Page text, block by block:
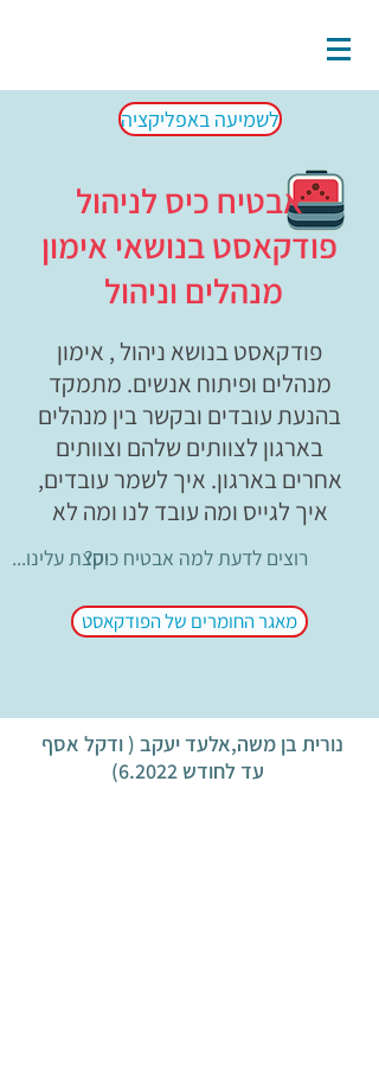
לשמיעה באפליקציה
אבטיח כיס לניהול
פודקאסט בנושאי אימון
מנהלים וניהול
פודקאסט בנושא ניהול , אימון
מנהלים ופיתוח אנשים. מתמקד
בהנעת עובדים ובקשר בין מנהלים
בארגון לצוותים שלהם וצוותים
אחרים בארגון. איך לשמר עובדים,
איך לגייס ומה עובד לנו ומה לא
?רוצים לדעת למה אבטיח כיס...וקצת עלינו
מאגר החומרים של הפודקאסט